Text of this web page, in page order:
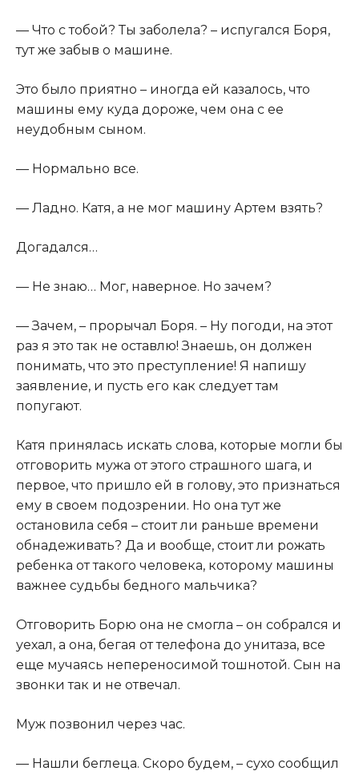
​— Что с тобой? Ты заболела? – испугался Боря,
тут же забыв о машине.​
​Это было приятно – иногда ей казалось, что
машины ему куда дороже, чем она с ее
неудобным сыном.​
​— Нормально все.​
​— Ладно. Катя, а не мог машину Артем взять?​
​Догадался…​
​— Не знаю… Мог, наверное. Но зачем?​
​— Зачем, – прорычал Боря. – Ну погоди, на этот
раз я это так не оставлю! Знаешь, он должен
понимать, что это преступление! Я напишу
заявление, и пусть его как следует там
попугают.​
​Катя принялась искать слова, которые могли бы
отговорить мужа от этого страшного шага, и
первое, что пришло ей в голову, это признаться
ему в своем подозрении. Но она тут же
остановила себя – стоит ли раньше времени
обнадеживать? Да и вообще, стоит ли рожать
ребенка от такого человека, которому машины
важнее судьбы бедного мальчика?​
​Отговорить Борю она не смогла – он собрался и
уехал, а она, бегая от телефона до унитаза, все
еще мучаясь непереносимой тошнотой. Сын на
звонки так и не отвечал.​
​Муж позвонил через час.​
​— Нашли беглеца. Скоро будем, – сухо сообщил